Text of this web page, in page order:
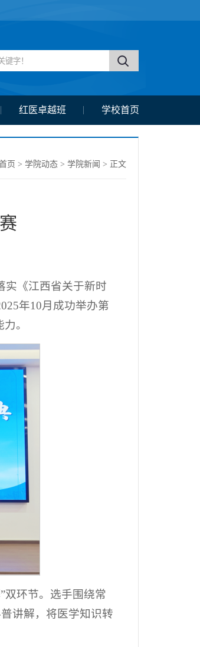
红医卓越班 学校首页
页 > 学院动态> 学院新闻 > 正文
实《江西省关于新时
年10月成功举办第
。
双环节。选手围绕常
讲解，将医学知识转